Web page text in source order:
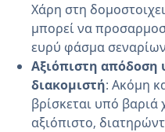
Χάρη στη
μπορεί να
ευρύ φάσμα
Αξιόπιστη απόδοση
διακομιστή: Ακόμη
βρίσκεται υπό βαριά
αξιόπιστο,